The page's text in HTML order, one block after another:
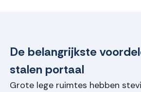
De belangrijkste
stalen portaal
Grote lege ruimtes hebben